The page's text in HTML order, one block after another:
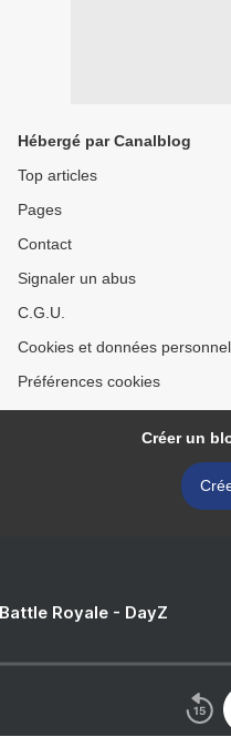
Hébergé par Canalblog
Top articles
Pages
Contact
Signaler un abus
C.G.U.
Cookies et données
Préférences cookies
Créer un
Royale - DayZ